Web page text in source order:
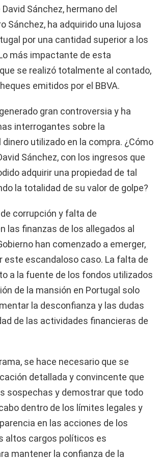
Sánchez, hermano del
Sánchez, ha adquirido una lujosa
por una cantidad superior a los
más impactante de esta
se realizó totalmente al contado,
emitidos por el BBVA.
gran controversia y ha
interrogantes sobre la
utilizado en la compra. ¿Cómo
Sánchez, con los ingresos que
adquirir una propiedad de tal
la totalidad de su valor de golpe?
corrupción y falta de
las finanzas de los allegados al
han comenzado a emerger,
este escandaloso caso. La falta de
a la fuente de los fondos utilizados
de la mansión en Portugal solo
la desconfianza y las dudas
de las actividades financieras de
se hace necesario que se
detallada y convincente que
sospechas y demostrar que todo
dentro de los límites legales y
en las acciones de los
altos cargos políticos es
mantener la confianza de la